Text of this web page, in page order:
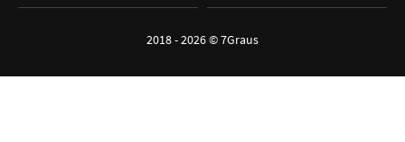
2018 - 2026 ©7Graus